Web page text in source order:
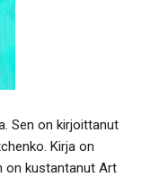
Sen on kirjoittanut
Kirja on
on kustantanut Art